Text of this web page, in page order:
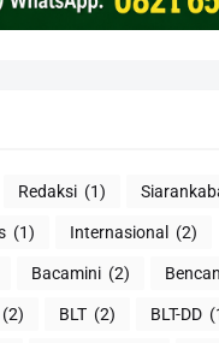
Redaksi (1)
(1) Internasional (2)
Bacamini (2)
(2) BLT (2) BLT-DD